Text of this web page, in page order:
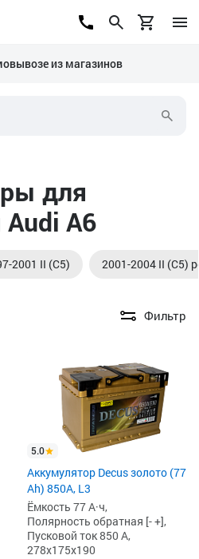
из магазинов
для
A6
2001 II (C5) 2001-2004 II (C5)
Фильтр
5.0
Аккумулятор Decus золото (77
Ah) 850А, L3
Ёмкость 77 А·ч,
Полярность обратная [- +],
Пусковой ток 850 А,
278x175x190